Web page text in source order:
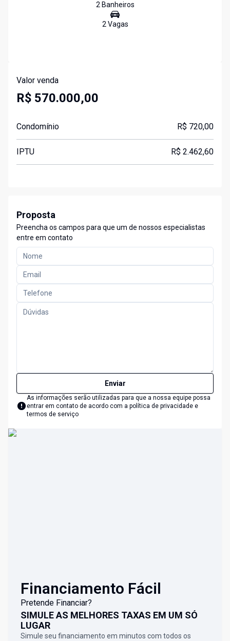
2Banheiros
2Vagas
Valor venda
R$ 570.000,00
Condomínio R$ 720,00
IPTU R$ 2.462,60
Proposta
Preencha os campos para que um de nossos especialistas
entre em contato
Enviar
As informações serão utilizadas para que a nossa equipe possa
entrar em contato de acordo com a política de privacidade e
termos de serviço
Financiamento Fácil
Pretende Financiar?
SIMULE AS MELHORES TAXAS EM UM SÓ
LUGAR
Simule seu financiamento em minutos com todos os